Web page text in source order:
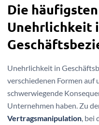
Die
Unehrlichkeit
Unehrlichkeit in
verschiedenen Formen auf
schwerwiegende
Unternehmen haben. Zu
Vertragsmanipulation ,